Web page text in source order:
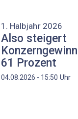
1. Halbjahr 2026
Also steigert
61 Prozent
04.08.2026 - 15:50 Uhr